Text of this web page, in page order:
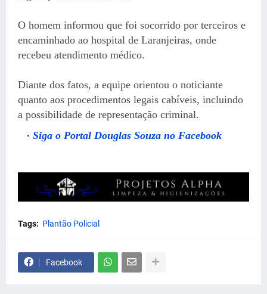
O homem informou que foi socorrido por terceiros e
encaminhado ao hospital de Laranjeiras, onde
recebeu atendimento médico.
Diante dos fatos, a equipe orientou o noticiante
quanto aos procedimentos legais cabíveis, incluindo
a possibilidade de representação criminal.
Siga o Portal Douglas Souza no Facebook
Tags: Plantão Policial
Facebook